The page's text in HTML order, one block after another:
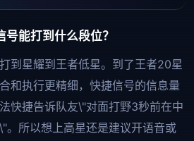
能打到什么段位？
到星耀到王者低星。到了王者20星
和执行更精细，快捷信号的信息量
快捷告诉队友\"对面打野3秒前在中
。所以想上高星还是建议开语音或